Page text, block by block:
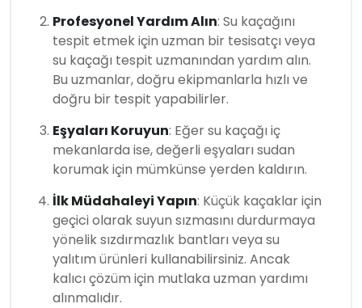
Profesyonel Yardım Alın: Su kaçağını
tespit etmek için uzman bir tesisatçı veya
su kaçağı tespit uzmanından yardım alın.
Bu uzmanlar, doğru ekipmanlarla hızlı ve
doğru bir tespit yapabilirler.
Eşyaları Koruyun: Eğer su kaçağı iç
mekanlarda ise, değerli eşyaları sudan
korumak için mümkünse yerden kaldırın.
İlk Müdahaleyi Yapın: Küçük kaçaklar için
geçici olarak suyun sızmasını durdurmaya
yönelik sızdırmazlık bantları veya su
yalıtım ürünleri kullanabilirsiniz. Ancak
kalıcı çözüm için mutlaka uzman yardımı
alınmalıdır.